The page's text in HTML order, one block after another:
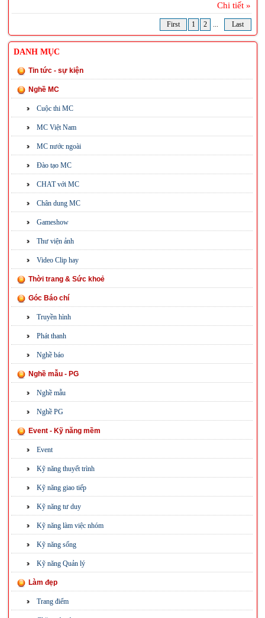
Chi tiết »
First 1 2 ... Last
DANH MỤC
Tin tức - sự kiện
Nghề MC
Cuộc thi MC
MC Việt Nam
MC nước ngoài
Đào tạo MC
CHAT với MC
Chân dung MC
Gameshow
Thư viện ảnh
Video Clip hay
Thời trang & Sức khoẻ
Góc Báo chí
Truyền hình
Phát thanh
Nghề báo
Nghề mẫu - PG
Nghề mẫu
Nghề PG
Event - Kỹ năng mềm
Event
Kỹ năng thuyết trình
Kỹ năng giao tiếp
Kỹ năng tư duy
Kỹ năng làm việc nhóm
Kỹ năng sống
Kỹ năng Quản lý
Làm đẹp
Trang điểm